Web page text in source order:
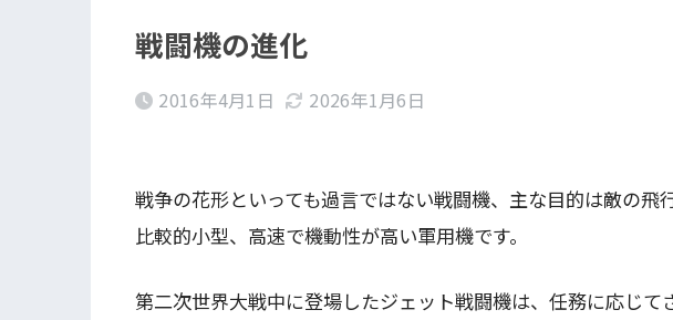
戦闘機の進化
2016年4月1日 2026年1月6日
戦争の花形といっても過言ではない戦闘機、主な目的は敵の飛
比較的小型、高速で機動性が高い軍用機です。
第二次世界大戦中に登場したジェット戦闘機は、任務に応じて